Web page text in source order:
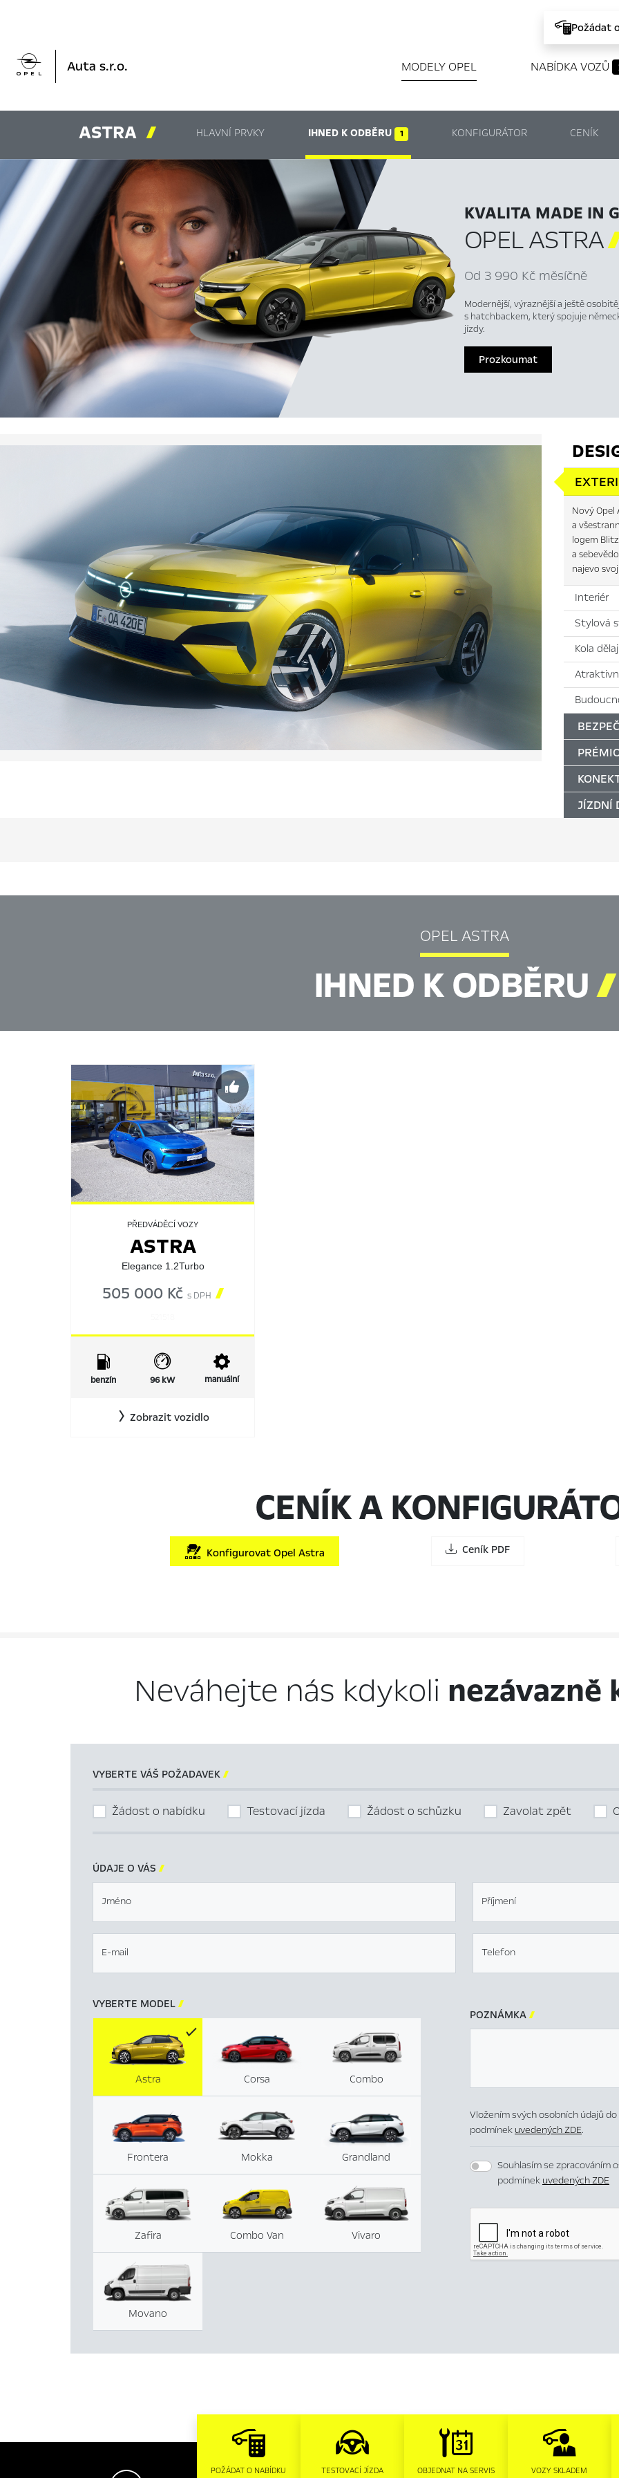
Požádat
 Auta s.r.o. MODELY OPEL NABÍDKA VOZŮ
ASTRA  HLAVNÍ PRVKY IHNED K ODBĚRU 1 KONFIGURÁTOR CENÍK
KVALITA MADE IN
OPEL ASTRA
Od 3 990 Kč měsíčně
Modernější, výraznější a ještě
s hatchbackem, který spojuje
jízdy.
Prozkoumat
Nový Opel
a
logem
a
najevo
Interiér
Stylová
Kola
JÍZDNÍ
OPEL ASTRA
IHNED K ODBĚRU
PŘEDVÁDĚCÍ VOZY
ASTRA
Elegance 1.2Turbo
505 000 Kč s DPH 
benzín 96 kW manuální
Zobrazit vozidlo
CENÍK A
Konfigurovat Opel Astra Ceník PDF
Neváhejte nás kdykoli
VYBERTE VÁŠ POŽADAVEK 
Žádost o nabídku Testovací jízda Žádost o schůzku Zavolat zpět
ÚDAJE O VÁS 
Jméno Příjmení
E-mail Telefon
VYBERTE MODEL 
Corsa Combo
Frontera
Astra
Mokka Grandland
Zafira Combo Van Vivaro
Movano
POZNÁMKA 
Vložením svých osobních údajů
podmínek uvedených ZDE.
Souhlasím se zpracováním
podmínek uvedených ZDE
POŽÁDAT O NABÍDKU TESTOVACÍ JÍZDA OBJEDNAT NA SERVIS VOZY SKLADEM